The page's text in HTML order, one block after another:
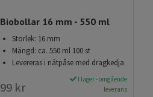
Biobollar 16 mm - 550 ml
Storlek: 16 mm
Mängd: ca. 550 ml 100 st
Levereras i nätpåse med dragkedja
99 kr
I lager - omgående
leverans